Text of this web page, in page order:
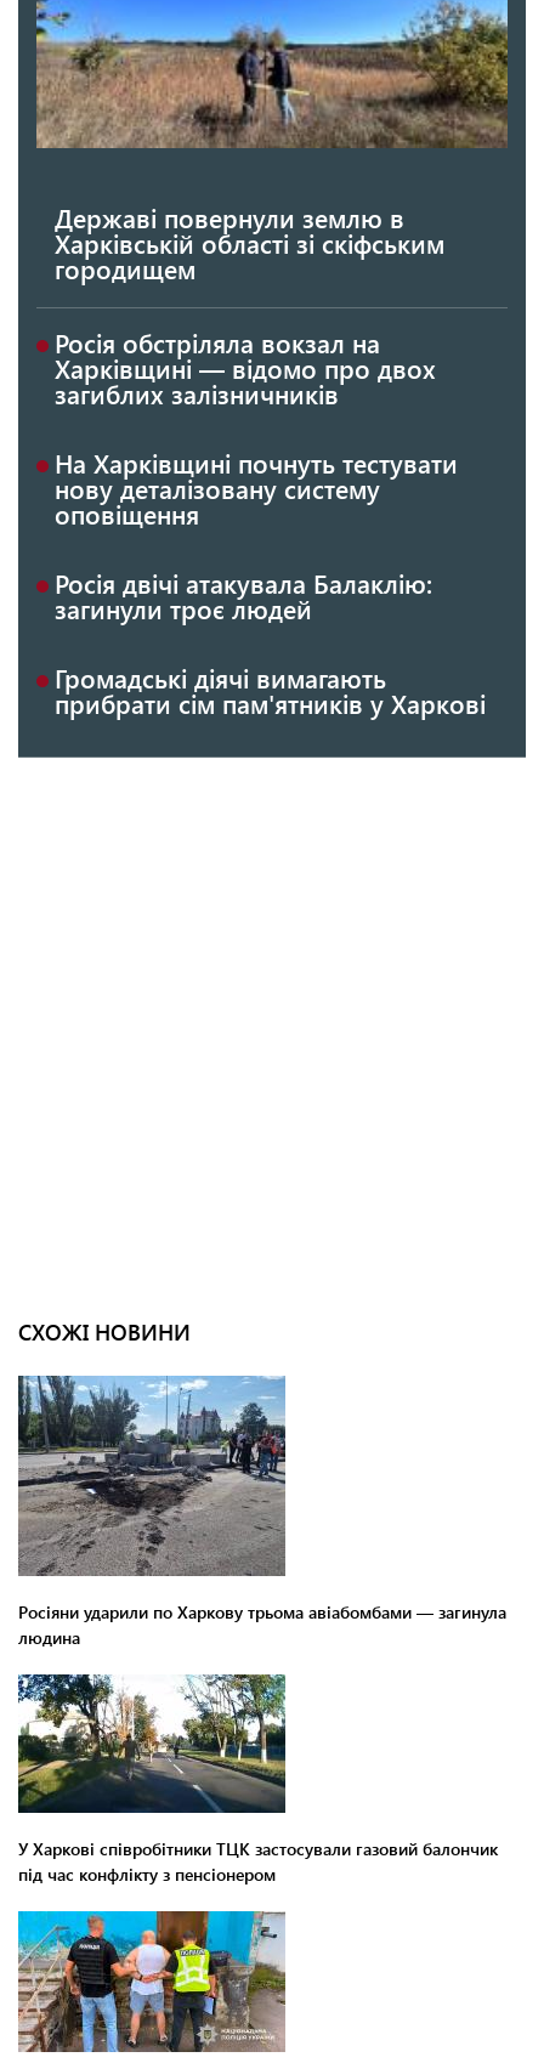
Державі повернули землю в
Харківській області зі скіфським
городищем
Росія обстріляла вокзал на
Харківщині — відомо про двох
загиблих залізничників
На Харківщині почнуть тестувати
нову деталізовану систему
оповіщення
Росія двічі атакувала Балаклію:
загинули троє людей
Громадські діячі вимагають
прибрати сім пам'ятників у Харкові
СХОЖІ НОВИНИ
Росіяни ударили по Харкову трьома авіабомбами — загинула
людина
У Харкові співробітники ТЦК застосували газовий балончик
під час конфлікту з пенсіонером